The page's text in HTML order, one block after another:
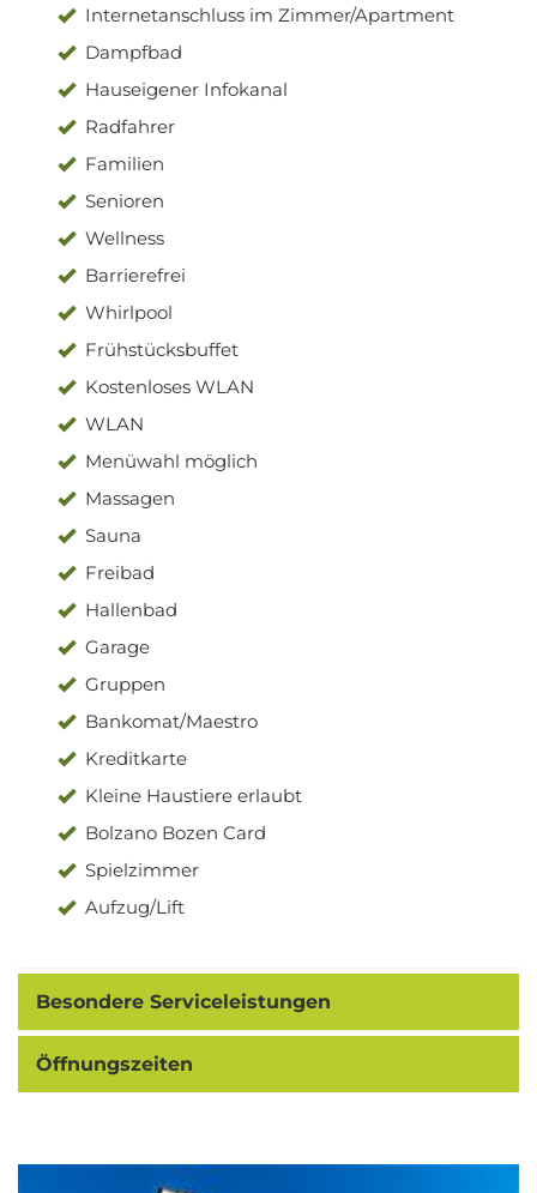
Internetanschluss im Zimmer/Apartment
Dampfbad
Hauseigener Infokanal
Radfahrer
Familien
Senioren
Wellness
Barrierefrei
Whirlpool
Frühstücksbuffet
Kostenloses WLAN
WLAN
Menüwahl möglich
Massagen
Sauna
Freibad
Hallenbad
Garage
Gruppen
Bankomat/Maestro
Kreditkarte
Kleine Haustiere erlaubt
Bolzano Bozen Card
Spielzimmer
Aufzug/Lift
Besondere Serviceleistungen
Öffnungszeiten